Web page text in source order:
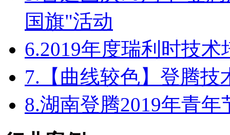
国旗"活动
6.2019年度瑞利时技
7. 【曲线较色】登腾
8.湖南登腾2019年青